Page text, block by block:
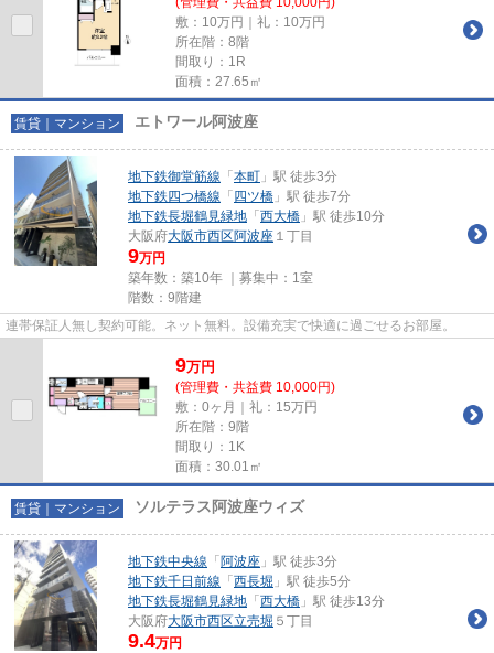
敷：10万円｜礼：10万円
所在階：8階
間取り：1R
面積：27.65㎡
賃貸｜マンション エトワール阿波座
地下鉄御堂筋線 「 本町 」駅 徒歩3分
地下鉄四つ橋線 「 四ツ橋 」駅 徒歩7分
地下鉄長堀鶴見緑地 「 西大橋 」駅 徒歩10分
大阪府大阪市西区阿波座 １丁目
9万円
築年数：築10年 ｜募集中： 1室
階数：9階建
連帯保証人無し契約可能。ネット無料。設備充実で快適に過ごせるお部屋。
9万円
(管理費・共益費 10,000円)
敷：0ヶ月｜礼：15万円
所在階：9階
間取り：1K
面積：30.01㎡
賃貸｜マンション ソルテラス阿波座ウィズ
地下鉄中央線 「 阿波座 」駅 徒歩3分
地下鉄千日前線 「 西長堀 」駅 徒歩5分
地下鉄長堀鶴見緑地 「 西大橋 」駅 徒歩13分
大阪府大阪市西区立売堀 ５丁目
9.4万円